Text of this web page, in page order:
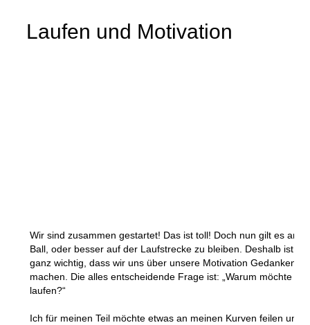
Laufen und Motivation
Wir sind zusammen gestartet! Das ist toll! Doch nun gilt es am
Ball, oder besser auf der Laufstrecke zu bleiben. Deshalb ist es
ganz wichtig, dass wir uns über unsere Motivation Gedanken
machen. Die alles entscheidende Frage ist: „Warum möchte ich
laufen?“
Ich für meinen Teil möchte etwas an meinen Kurven feilen und